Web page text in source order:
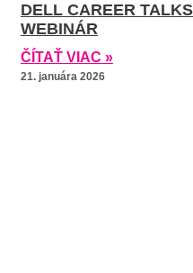
DELL CAREER
WEBINÁR
ČÍTAŤ VIAC »
21. januára 2026